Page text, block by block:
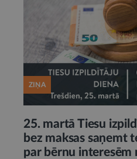
ZIŅA
25. martā Tiesu
bez maksas saņemt
par bērnu interesēm